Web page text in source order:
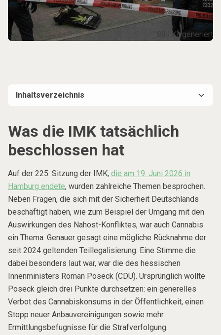
Bild KI-generiert
Inhaltsverzeichnis
Was die IMK tatsächlich
beschlossen hat
Auf der 225. Sitzung der IMK, die am 19. Juni 2026 in
Hamburg endete, wurden zahlreiche Themen besprochen.
Neben Fragen, die sich mit der Sicherheit Deutschlands
beschäftigt haben, wie zum Beispiel der Umgang mit den
Auswirkungen des Nahost-Konfliktes, war auch Cannabis
ein Thema. Genauer gesagt eine mögliche Rücknahme der
seit 2024 geltenden Teillegalisierung. Eine Stimme die
dabei besonders laut war, war die des hessischen
Innenministers Roman Poseck (CDU). Ursprünglich wollte
Poseck gleich drei Punkte durchsetzen: ein generelles
Verbot des Cannabiskonsums in der Öffentlichkeit, einen
Stopp neuer Anbauvereinigungen sowie mehr
Ermittlungsbefugnisse für die Strafverfolgung.